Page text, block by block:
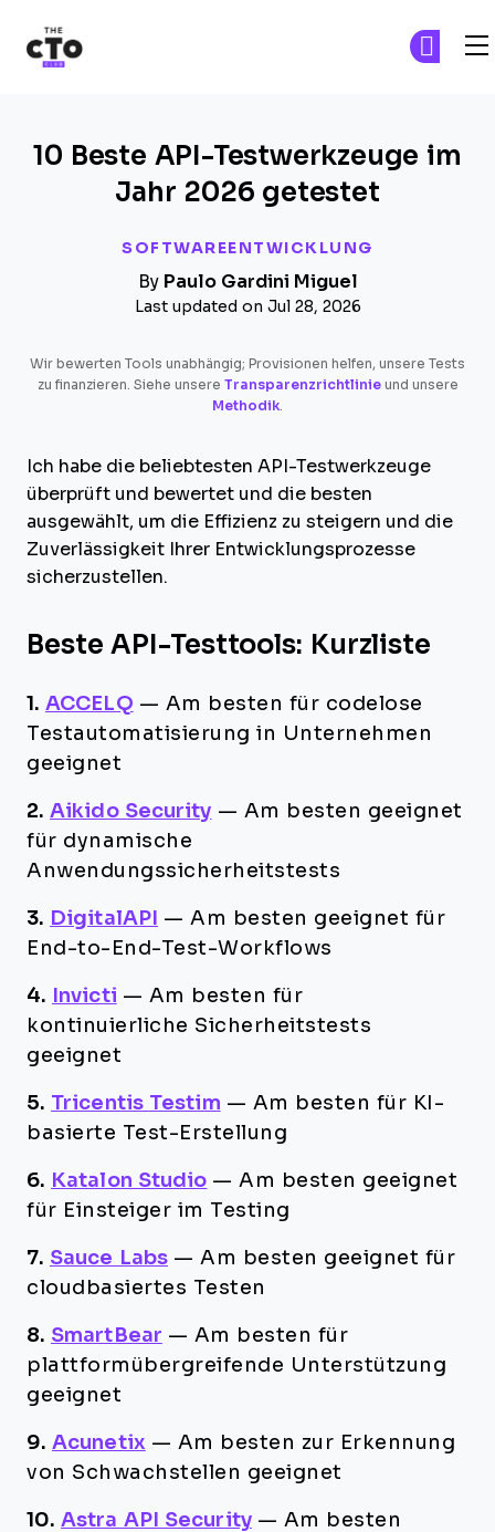
SOFTWAREENTWICKLUNG
10 Beste API-Testwerkzeuge im
Jahr 2026 getestet
By Paulo Gardini Miguel
Last updated on Jul 28, 2026
Wir bewerten Tools unabhängig; Provisionen helfen, unsere Tests
zu finanzieren. Siehe unsere Transparenzrichtlinieund unsere
Methodik.
Ich habe die beliebtesten API-Testwerkzeuge
überprüft und bewertet und die besten
ausgewählt, um die Effizienz zu steigern und die
Zuverlässigkeit Ihrer Entwicklungsprozesse
sicherzustellen.
Beste API-Testtools: Kurzliste
1. ACCELQ — Am besten für codelose
Testautomatisierung in Unternehmen
geeignet
2. Aikido Security — Am besten geeignet
für dynamische
Anwendungssicherheitstests
3. DigitalAPI — Am besten geeignet für
End-to-End-Test-Workflows
4. Invicti — Am besten für
kontinuierliche Sicherheitstests
geeignet
5. Tricentis Testim — Am besten für KI-
basierte Test-Erstellung
6. Katalon Studio —Am besten geeignet
für Einsteiger im Testing
7. Sauce Labs — Am besten geeignet für
cloudbasiertes Testen
8. SmartBear — Am besten für
plattformübergreifende Unterstützung
geeignet
9. Acunetix — Am besten zur Erkennung
von Schwachstellen geeignet
10. Astra API Security — Am besten